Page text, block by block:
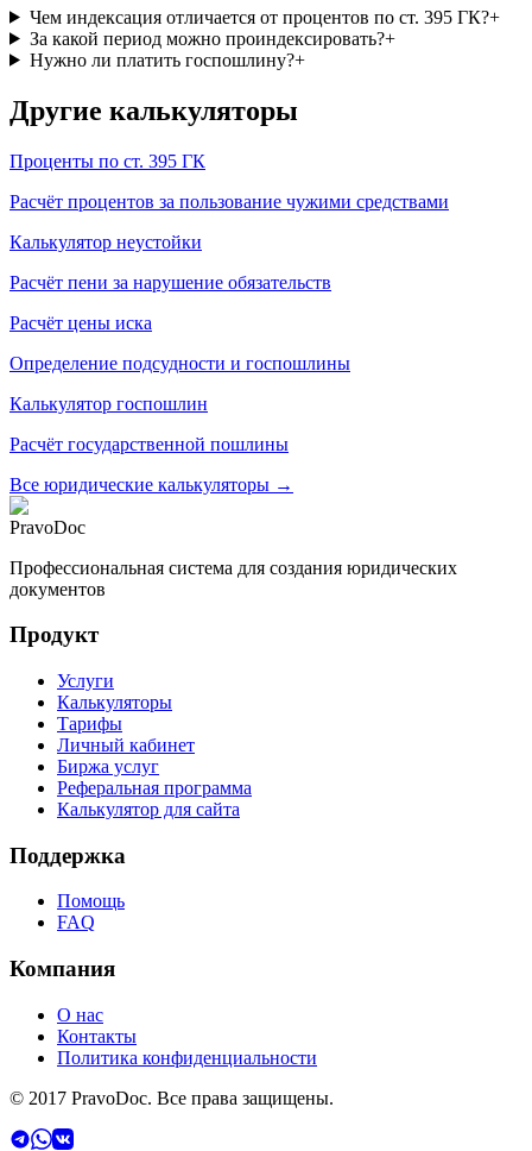
Чем индексация отличается от процентов по ст. 395 ГК?+
За какой период можно проиндексировать?+
Нужно ли платить госпошлину?+
Другие калькуляторы
Проценты по ст. 395 ГК
Расчёт процентов за пользование чужими средствами
Калькулятор неустойки
Расчёт пени за нарушение обязательств
Расчёт цены иска
Определение подсудности и госпошлины
Калькулятор госпошлин
Расчёт государственной пошлины
Все юридические калькуляторы →
PravoDoc
Профессиональная система для создания юридических
документов
Продукт
Услуги
Калькуляторы
Тарифы
Личный кабинет
Биржа услуг
Реферальная программа
Калькулятор для сайта
Поддержка
Помощь
FAQ
Компания
О нас
Контакты
Политика конфиденциальности
© 2017 PravoDoc. Все права защищены.